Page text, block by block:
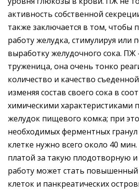
активность собственной
также заключается в том, чтобы
работу желудка, стимулируя или
выработку желудочного сока. ПЖ
труженица, она очень тонко
количество и качество
изменяя состав своего сока в
химическими характеристиками
желудок пищевого комка; при
необходимых ферментных
клетке нужно всего около 40
платой за такую плодотворную
работу может стать
клеток и панкреатических